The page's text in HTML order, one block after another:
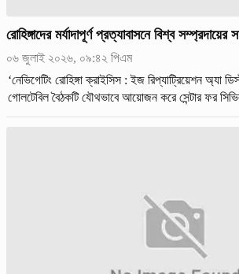
রোহিঙ্গাদের মর্যাদাপূর্ণ প্রত্যাবাসনে বিশ্ব
০৬ জুলাই ২০২৬, ০৯:৪২ পিএম
‘নেভিগেটিং রোহিঙ্গা ক্রাইসিস : ইজ রিপ্যাট্রিয়েশন অ্যা
গোলটেবিল বৈঠকটি যৌথভাবে আয়োজন করে সেন্টার ফর
(সিসিডি) এবং বিআইআইটি ট্রাস্ট।